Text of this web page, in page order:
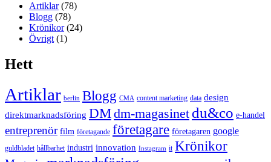
Artiklar(78)
Blogg (78)
Krönikor(24)
Övrigt(1)
Hett
Artiklar berlin Blogg CMA content marketing data design
direktmarknadsföring DMdm-magasinet du&co e-handel
entreprenör film företagande företagare företagaren google
guldbladet hållbarhet industri innovation Instagram it Krönikor